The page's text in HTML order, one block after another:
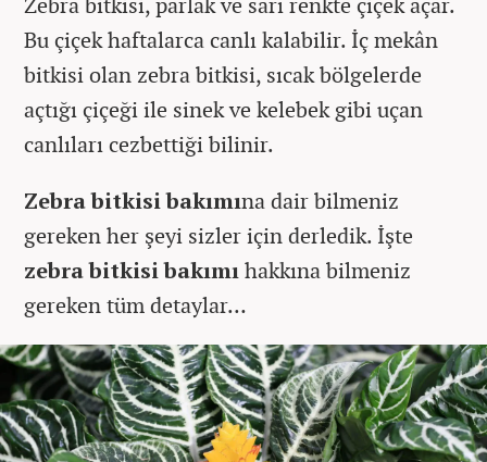
Bu çiçek haftalarca canlı kalabilir. İç mekân
bitkisi olan zebra bitkisi, sıcak bölgelerde
açtığı çiçeği ile sinek ve kelebek gibi uçan
canlıları cezbettiği bilinir.
Zebra bitkisi bakımına dair bilmeniz
gereken her şeyi sizler için derledik. İşte
zebra bitkisi bakımıhakkına bilmeniz
gereken tüm detaylar…